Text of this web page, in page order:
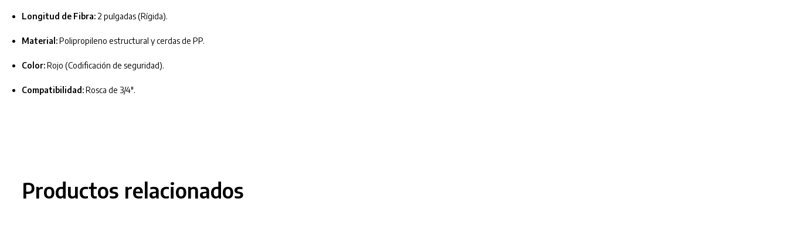
Longitud de Fibra:2 pulgadas (Rígida).
Material:Polipropileno estructural y cerdas de PP.
Color:Rojo (Codificación de seguridad).
Compatibilidad:Rosca de 3/4″.
Productos relacionados